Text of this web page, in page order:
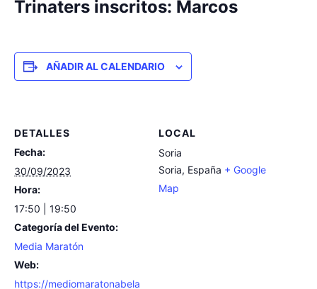
Trinaters inscritos: Marcos
AÑADIR AL CALENDARIO
DETALLES
Fecha:
30/09/2023
Hora:
17:50 | 19:50
Categoría del Evento:
Media Maratón
Web:
https://mediomaratonabela
LOCAL
Soria
Soria, España + Google
Map